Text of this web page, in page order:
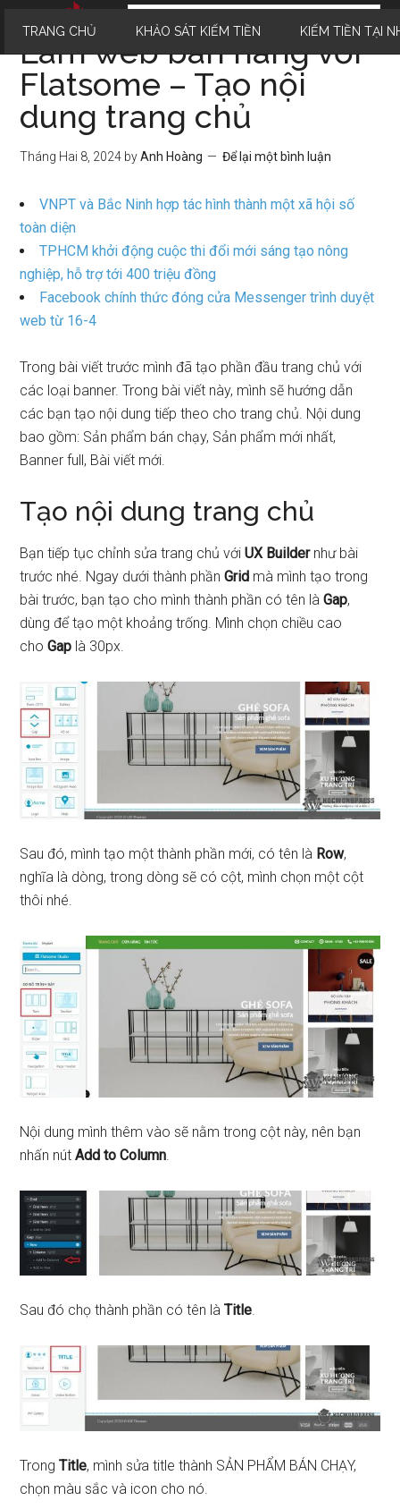
TRANG CHỦ KHẢO SÁT KIẾM TIỀN KIẾM TIỀN TẠI
Làm web bán hàng với
Flatsome – Tạo nội
dung trang chủ
Tháng Hai 8, 2024 byAnh Hoàng Để lại một bình luận
VNPT và Bắc Ninh hợp tác hình thành một xã hội số
toàn diện
TPHCM khởi động cuộc thi đổi mới sáng tạo nông
nghiệp, hỗ trợ tới 400 triệu đồng
Facebook chính thức đóng cửa Messenger trình duyệt
web từ 16-4
Trong bài viết trước mình đã tạo phần đầu trang chủ với
các loại banner. Trong bài viết này, mình sẽ hướng dẫn
các bạn tạo nội dung tiếp theo cho trang chủ. Nội dung
bao gồm: Sản phẩm bán chạy, Sản phẩm mới nhất,
Banner full, Bài viết mới.
Tạo nội dung trang chủ
Bạn tiếp tục chỉnh sửa trang chủ vớiUX Buildernhư bài
trước nhé. Ngay dưới thành phầnGrid mà mình tạo trong
bài trước, bạn tạo cho mình thành phần có tên làGap,
dùng để tạo một khoảng trống. Mình chọn chiều cao
choGap là 30px.
Sau đó, mình tạo một thành phần mới, có tên là Row,
nghĩa là dòng, trong dòng sẽ có cột, mình chọn một cột
thôi nhé.
Nội dung mình thêm vào sẽ nằm trong cột này, nên bạn
nhấn nútAdd to Column.
Sau đó chọ thành phần có tên làTitle.
TrongTitle, mình sửa title thành SẢN PHẨM BÁN CHẠY,
chọn màu sắc và icon cho nó.